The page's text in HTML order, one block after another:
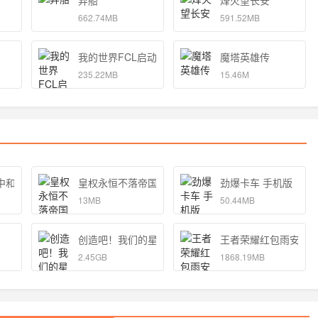
662.74MB 591.52MB
我的世界FCL启动器
235.22MB
魔塔英雄传
15.46M
和独孤的女孩子的物语 手机版
皇权永恒不落帝国官方
13MB
劲爆卡车 手机版
50.44MB
创造吧！我们的星球
2.45GB
王者荣耀红包雨安卓
1868.19MB